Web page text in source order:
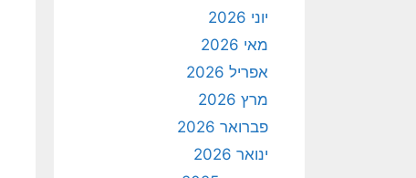
יוני 2026
מאי 2026
אפריל 2026
מרץ 2026
פברואר 2026
ינואר 2026